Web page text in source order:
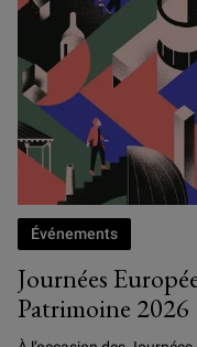
Journées
Patrimoine 2026
Événements